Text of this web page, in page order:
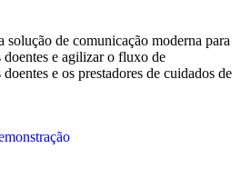
solução de comunicação moderna para
doentes e agilizar o fluxo de
e os prestadores de cuidados de